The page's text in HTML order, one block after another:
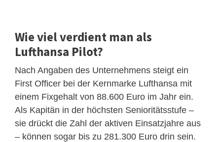
Wie viel verdient man als
Lufthansa Pilot?
Nach Angaben des Unternehmens steigt ein
First Officer bei der Kernmarke Lufthansa mit
einem Fixgehalt von 88.600 Euro im Jahr ein.
Als Kapitän in der höchsten Senioritätsstufe –
sie drückt die Zahl der aktiven Einsatzjahre aus
– können sogar bis zu 281.300 Euro drin sein.